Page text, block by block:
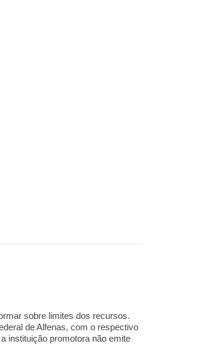
sobre limites dos recursos.
de Alfenas, com o respectivo
instituição promotora não emite